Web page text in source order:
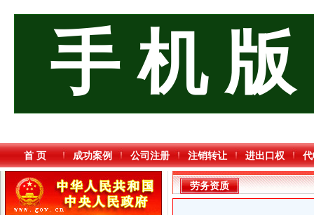
手 机 版
首 页 成功案例 公司注册 注销转让 进出口权
劳务资质